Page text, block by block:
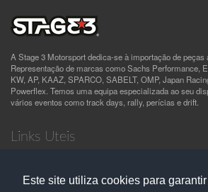
Este site utiliza cookies para
A Stage 3 Motorsport dedica-se à importação de peças
Representação de marcas como Sachs Performance,
KW, AP, KAAZ, SPARCO, SABELT, OMP, Japan
Powerflex. Temos uma equipa especializada ao seu
vários eventos como track days, rally, perícias e drift.
Links Uteis
Política de Privacidade